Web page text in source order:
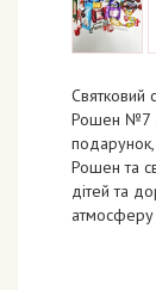
Святковий
Рошен №7
Рошен та
дітей та
атмосферу